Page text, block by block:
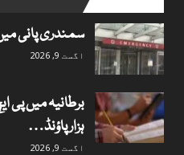
سمندری پانی میں
اگست 9, 2026
ہزار پاؤنڈ…
اگست 9, 2026